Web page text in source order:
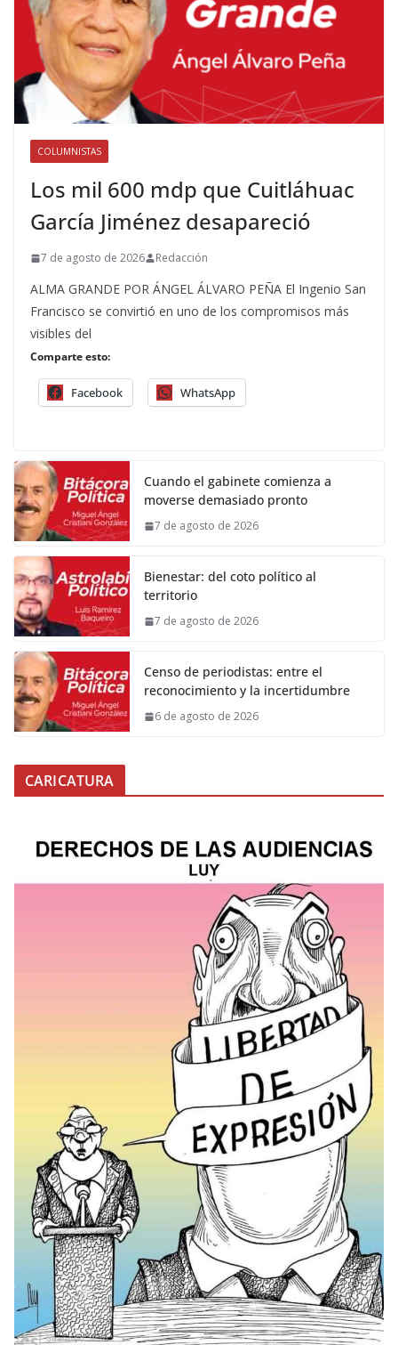
COLUMNISTAS
Los mil 600 mdp que Cuitláhuac
García Jiménez desapareció
7 de agosto de 2026 Redacción
ALMA GRANDE POR ÁNGEL ÁLVARO PEÑA El Ingenio San
Francisco se convirtió en uno de los compromisos más
visibles del
Comparte esto:
Facebook WhatsApp
Cuando el gabinete comienza a
moverse demasiado pronto
7 de agosto de 2026
Bienestar: del coto político al
territorio
7 de agosto de 2026
Censo de periodistas: entre el
reconocimiento y la incertidumbre
6 de agosto de 2026
CARICATURA